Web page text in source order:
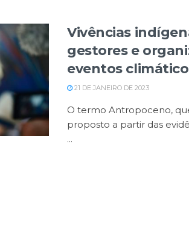
Vivências
gestores e
eventos
21 DE JANEIRO DE 2023
O termo Antropoceno,
proposto a partir das
...